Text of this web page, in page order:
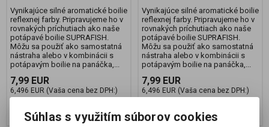
Vynikajúce silné aromatické boilie
reflexnej farby. Pripravujeme ho v
rovnakých príchutiach ako naše
potápavé boilie SUPRAFISH.
Môžu sa použiť ako samostatná
nástraha alebo v kombinácii s
potápavým boilie na panáčka,...
7,99 EUR
6,496 EUR (Vaša cena bez DPH:)
Vynikajúce silné aromatické boilie
reflexnej farby. Pripravujeme ho v
rovnakých príchutiach ako naše
potápavé boilie SUPRAFISH.
Môžu sa použiť ako samostatná
nástraha alebo v kombinácii s
potápavým boilie na panáčka,...
7,99 EUR
6,496 EUR (Vaša cena bez DPH:)
Súhlas s využitím súborov cookies